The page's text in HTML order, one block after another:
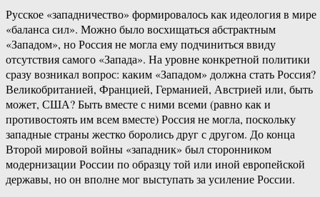
Русское «западничество» формировалось как идеология в мире
«баланса сил». Можно было восхищаться абстрактным
«Западом», но Россия не могла ему подчиниться ввиду
отсутствия самого «Запада». На уровне конкретной политики
сразу возникал вопрос: каким «Западом» должна стать Россия?
Великобританией, Францией, Германией, Австрией или, быть
может, США? Быть вместе с ними всеми (равно как и
противостоять им всем вместе) Россия не могла, поскольку
западные страны жестко боролись друг с другом. До конца
Второй мировой войны «западник» был сторонником
модернизации России по образцу той или иной европейской
державы, но он вполне мог выступать за усиление России.